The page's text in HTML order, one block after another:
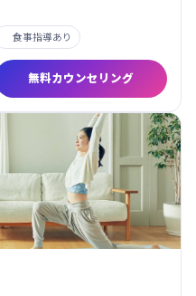
食事指導あり
無料カウンセリング